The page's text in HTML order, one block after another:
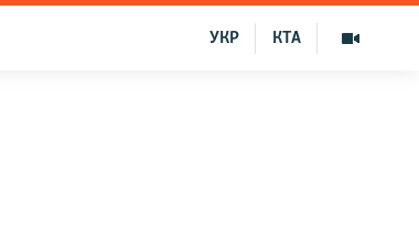
КТА
УКР